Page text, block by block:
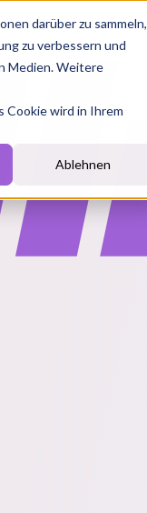
darüber zu sammeln,
zu verbessern und
Medien. Weitere
Cookie wird in Ihrem
Ablehnen